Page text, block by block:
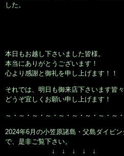
した。
本日もお越し下さいました皆様。
本当にありがとうございます！
心より感謝と御礼を申し上げます！！
それでは、明日も御来店下さいます皆々
どうぞ宜しくお願い申し上げます！
～・～・～・～・～・～・～・～・～
2024年6月の小笠原諸島・父島ダイビ
で、是非ご覧下さい。
↓ ↓ ↓ ↓ ↓